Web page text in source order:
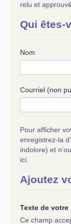
relu et approuvé.
Qui êtes-
Nom
Courriel (non
Pour afficher
enregistrez-la
indolore) et
ici.
Ajoutez
Texte de votre
Ce champ